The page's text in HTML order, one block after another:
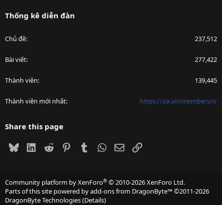
Thống kê diễn đàn
Chủ đề 237,512
Bài viết 277,422
Thành viên 139,445
Thành viên mới nhất https://zix.vn/members/tr
Share this page
BlueskyLinkedIn
Reddit PinterestTumblrWhatsApp
EmailLink
Community platform by XenForo® © 2010-2026 XenForo Ltd.
Parts of this site powered byadd-ons from DragonByte™©2011-2026
DragonByte Technologies(Details)